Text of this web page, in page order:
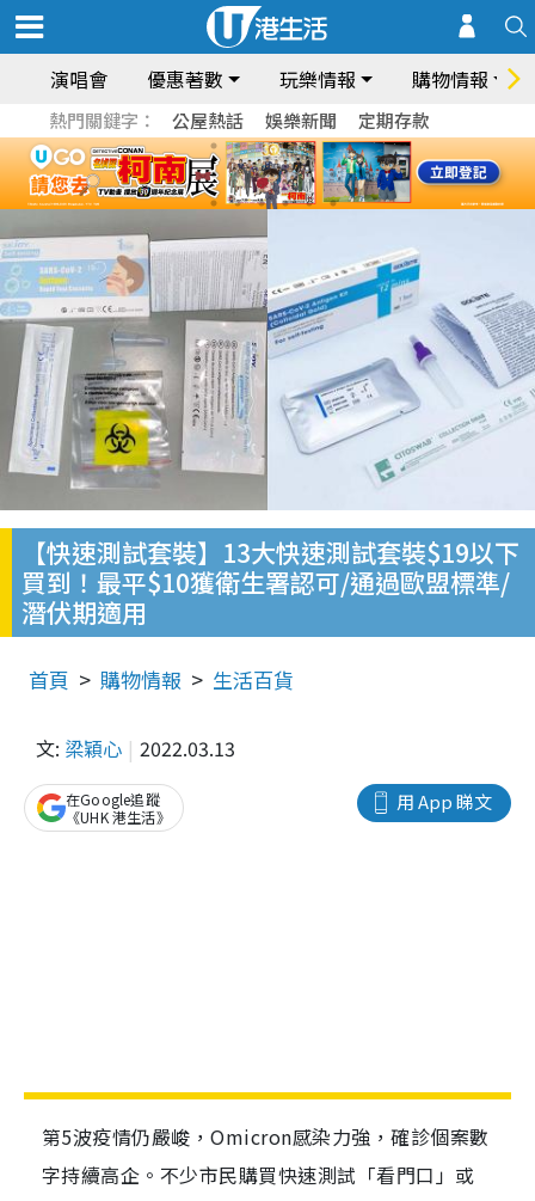
演唱會 優惠著數 玩樂情報 購物情報
熱門關鍵字： 公屋熱話 娛樂新聞 定期存款
【快速測試套裝】13大快速測試套裝$19以下
買到！最平$10獲衛生署認可/通過歐盟標準/
潛伏期適用
首頁 購物情報 生活百貨
文: 梁穎心 2022.03.13
用 App 睇文
在Google追蹤
《UHK 港生活》
第5波疫情仍嚴峻，Omicron感染力強，確診個案數
字持續高企。不少市民購買快速測試「看門口」或